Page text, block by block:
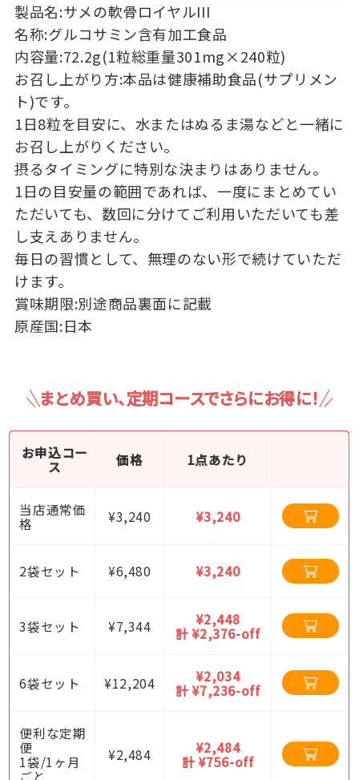
製品名:サメの軟骨ロイヤルIII
名称:グルコサミン含有加工食品
内容量:72.2g(1粒総重量301mg×240粒)
お召し上がり方:本品は健康補助食品(サプリメン
ト)です。
1日8粒を目安に、水またはぬるま湯などと一緒に
お召し上がりください。
摂るタイミングに特別な決まりはありません。
1日の目安量の範囲であれば、一度にまとめてい
ただいても、数回に分けてご利用いただいても差
し支えありません。
毎日の習慣として、無理のない形で続けていただ
けます。
賞味期限:別途商品裏面に記載
原産国:日本
まとめ買い、定期コースでさらにお得に！
お申込コー
ス
価格 1点あたり
当店通常価
格
¥3,240 ¥3,240
2袋セット ¥6,480 ¥3,240
3袋セット ¥7,344
¥2,448
計 ¥2,376-off
6袋セット ¥12,204
¥2,034
計 ¥7,236-off
便利な定期
便
1袋/1ヶ月
ごと
¥2,484
¥2,484
計 ¥756-off